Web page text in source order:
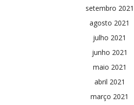
setembro 2021
agosto 2021
julho 2021
junho 2021
maio 2021
abril 2021
março 2021